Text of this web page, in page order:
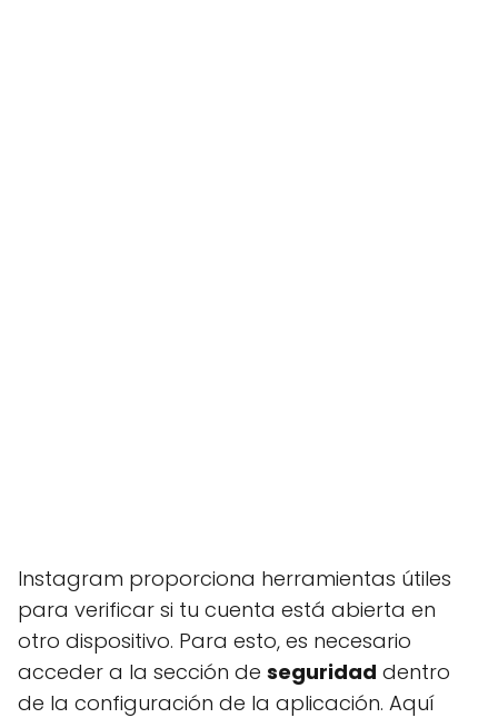
Instagram proporciona herramientas útiles
para verificar si tu cuenta está abierta en
otro dispositivo. Para esto, es necesario
acceder a la sección de seguridad dentro
de la configuración de la aplicación. Aquí